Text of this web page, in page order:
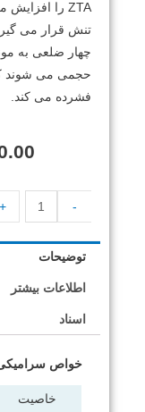
ZTA را افزایش می دهد.
تنش قرار می
چهار ضلعی به
حجمی می شوند
فشرده می کند.
-
+
توضیحات
اطلاعات بیشتر
اسناد
خواص سرامیکی
خاصیت